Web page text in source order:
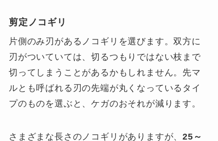
剪定ノコギリ
片側のみ刃があるノコギリを選びます。双方に
刃がついていては、切るつもりではない枝まで
切ってしまうことがあるかもしれません。先マ
ルとも呼ばれる刃の先端が丸くなっているタイ
プのものを選ぶと、ケガのおそれが減ります。
さまざまな長さのノコギリがありますが、25～